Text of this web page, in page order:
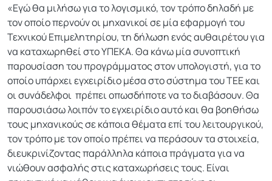
«Εγώ θα μιλήσω για το λογισμικό, τον τρόπο δηλαδή με
τον οποίο περνούν οι μηχανικοί σε μία εφαρμογή του
Τεχνικού Επιμελητηρίου, τη δήλωση ενός αυθαιρέτου για
να καταχωρηθεί στο ΥΠΕΚΑ. Θα κάνω μία συνοπτική
παρουσίαση του προγράμματος στον υπολογιστή, για το
οποίο υπάρχει εγχειρίδιο μέσα στο σύστημα του ΤΕΕ και
οι συνάδελφοι πρέπει οπωσδήποτε να το διαβάσουν. Θα
παρουσιάσω λοιπόν το εγχειρίδιο αυτό και θα βοηθήσω
τους μηχανικούς σε κάποια θέματα επί του λειτουργικού,
τον τρόπο με τον οποίο πρέπει να περάσουν τα στοιχεία,
διευκρινίζοντας παράλληλα κάποια πράγματα για να
νιώθουν ασφαλής στις καταχωρήσεις τους. Είναι